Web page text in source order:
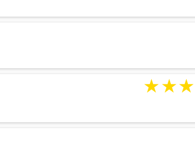
★★★